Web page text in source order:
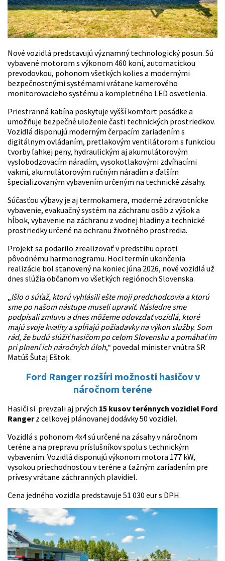
Nové vozidlá predstavujú významný technologický posun. Sú
vybavené motorom s výkonom 460 koní, automatickou
prevodovkou, pohonom všetkých kolies a modernými
bezpečnostnými systémami vrátane kamerového
monitorovacieho systému a kompletného LED osvetlenia.
Priestranná kabína poskytuje vyšší komfort posádke a
umožňuje bezpečné uloženie časti technických prostriedkov.
Vozidlá disponujú moderným čerpacím zariadením s
digitálnym ovládaním, pretlakovým ventilátorom s funkciou
tvorby ľahkej peny, hydraulickým aj akumulátorovým
vyslobodzovacím náradím, vysokotlakovými zdvíhacími
vakmi, akumulátorovým ručným náradím a ďalším
špecializovaným vybavením určeným na technické zásahy.
Súčasťou výbavy je aj termokamera, moderné zdravotnícke
vybavenie, evakuačný systém na záchranu osôb z výšok a
hĺbok, vybavenie na záchranu z vodnej hladiny a technické
prostriedky určené na ochranu životného prostredia.
Projekt sa podarilo zrealizovať v predstihu oproti
pôvodnému harmonogramu. Hoci termín ukončenia
realizácie bol stanovený na koniec júna 2026, nové vozidlá už
dnes slúžia občanom vo všetkých regiónoch Slovenska.
„Išlo o súťaž, ktorú vyhlásili ešte moji predchodcovia a ktorú
sme po našom nástupe museli upraviť. Následne sme
podpísali zmluvu a dnes môžeme odovzdať vozidlá, ktoré
majú svoje kvality a spĺňajú požiadavky na výkon služby. Som
rád, že budú slúžiť hasičom po celom Slovensku a pomáhať im
pri plnení ich náročných úloh,“ povedal minister vnútra SR
Matúš Šutaj Eštok.
Ford Ranger rozšíri možnosti hasičov v
náročnom teréne
Hasiči si prevzali aj prvých 15 kusov terénnych vozidiel Ford
Rangerz celkovej plánovanej dodávky 50 vozidiel.
Vozidlá s pohonom 4x4 sú určené na zásahy v náročnom
teréne a na prepravu príslušníkov spolu s technickým
vybavením. Vozidlá disponujú výkonom motora 177 kW,
vysokou priechodnosťou v teréne a ťažným zariadením pre
prívesy vrátane záchranných plavidiel.
Cena jedného vozidla predstavuje 51 030 eur s DPH.